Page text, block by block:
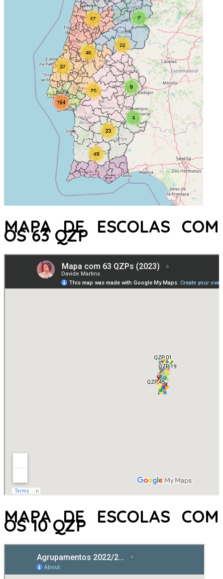
MAPA DE ESCOLAS COM
OS 63 QZP
MAPA DE ESCOLAS COM
OS 10 QZP